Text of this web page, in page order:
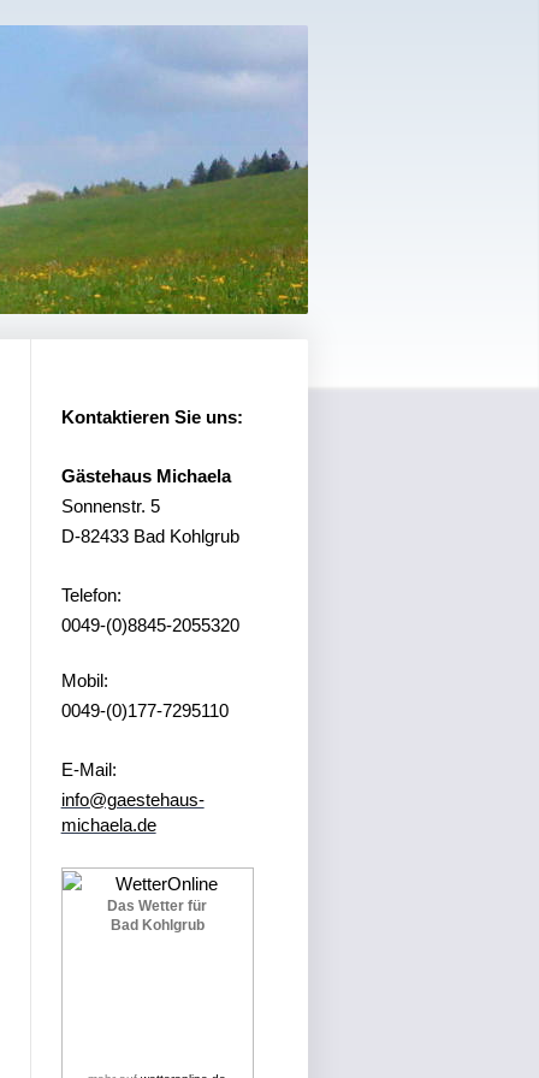
Kontaktieren Sie uns:
Gästehaus Michaela
Sonnenstr. 5
D-82433 Bad Kohlgrub
Telefon:
0049-(0)8845-2055320
Mobil:
0049-(0)177-7295110
E-Mail:
info@gaestehaus-
michaela.de
Das Wetter für
Bad Kohlgrub